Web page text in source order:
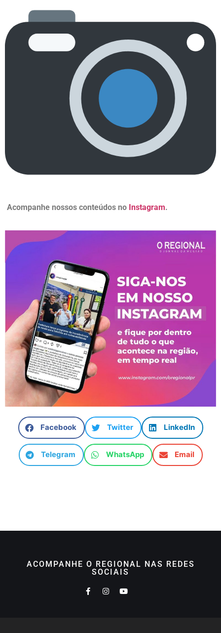
Acompanhe nossos conteúdos no Instagram.
Facebook Twitter LinkedIn
Telegram WhatsApp Email
ACOMPANHE O REGIONAL NAS REDES
SOCIAIS